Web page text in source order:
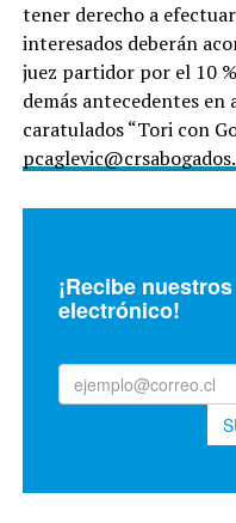
tener derecho a
interesados deberán
juez partidor por el 10
demás antecedentes
caratulados “Tori con